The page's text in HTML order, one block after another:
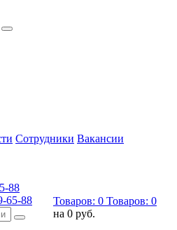
Сотрудники Вакансии
88
65-88 Товаров: 0 Товаров: 0
на 0 руб.